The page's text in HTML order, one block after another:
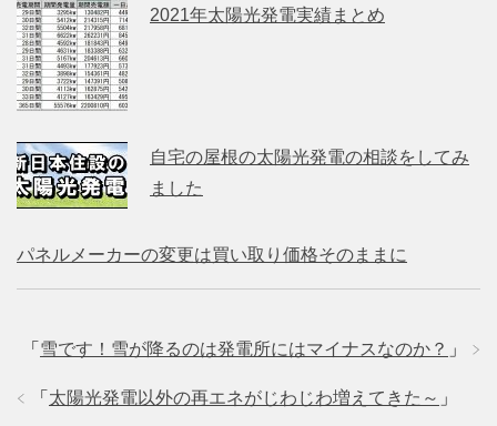
2021年太陽光発電実績まとめ
自宅の屋根の太陽光発電の相談をしてみ
ました
パネルメーカーの変更は買い取り価格そのままに
「 雪です！雪が降るのは発電所にはマイナスなのか？ 」
「 太陽光発電以外の再エネがじわじわ増えてきた～ 」